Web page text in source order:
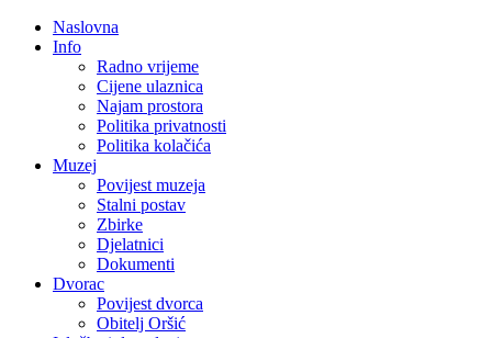
Naslovna
Info
Radno vrijeme
Cijene ulaznica
Najam prostora
Politika privatnosti
Politika kolačića
Muzej
Povijest muzeja
Stalni postav
Zbirke
Djelatnici
Dokumenti
Dvorac
Povijest dvorca
Obitelj Oršić